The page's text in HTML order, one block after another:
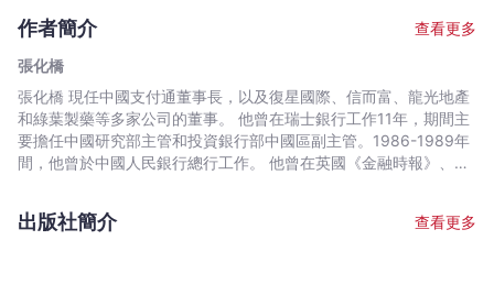
宇
｜
Bookniverse
司股價一度上升了六倍；至2008年底，他重回瑞銀當投資銀行家。
在首部著作《投行分析師的叛逆宣言》中，張化橋大膽分析股市真
象 : 股票分析師的工作滿布盲點、多數基金經理不能跑贏大市、散
戶無謂湊熱鬧買新股；要準確預測大市短期上落走勢，更屬天方夜
譚。 這些真話背後，作者揭示他從多位投資大師學到的黃金法則:
投資越簡單越好；要押注擁有「投資護城河」的公司，如金融機
構、及產品無法被替代的企業；嚴守不虧本、不貪便宜、不頻繁交
地最有前途板塊如基建、金融及地產，預示資產價格大牛市等。 作
者挑戰既有思想，敢下判斷，一針見血的分析，絕對開拓投資者的
作者簡介
查看更多
張化橋
張化橋 現任中國支付通董事長，以及復星國際、信而富、龍光地產
和綠葉製藥等多家公司的董事。 他曾在瑞士銀行工作11年，期間主
要擔任中國研究部主管和投資銀行部中國區副主管。1986-1989年
間，他曾於中國人民銀行總行工作。 他曾在英國《金融時報》、
分析師的叛逆宣言》（2010）、《避開股市的地雷》（2012）、
出版社簡介 查看更多